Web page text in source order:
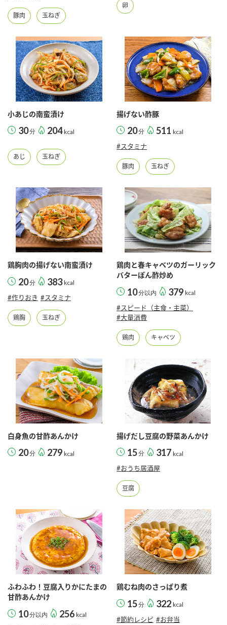
つゆ
スープ 中華
クイック調味料 レモン果汁
おすしの素
納豆 Fibee
くらしプラ酢
お酢ドリンク
味ぽん
ぽん酢
かおりの蔵
つゆ
鍋なび
納豆のサイト
三ツ判山吹
千夜
スペシャルサイト
お酢を知ろう！
すしラボ
ぽん酢サワー
納豆の豆知識
鍋奉行マニュアル
人気商品 ＋ おすすめレシピ
国内事業概要
企業理念
ミツカンの歴史
ミツカンを知る
環境への取り組み
水の文化センター（アーカイブ）
ZENB initiative
MIM（ミツカンミュージアム）
各部門が大切にしていること
おいしさと健康への取り組み
キッザニア東京「ぽん酢工房」
採用情報
ニュースリリース
お客様相談センター
販売終了製品のご案内
よくあるご質問
お問い合わせ
地図から取り扱い店舗を探す
ミツカン公式通販
検索
業務用サイト ミツカングループについて 製造所固有記号一覧
豚肉 玉ねぎ
卵
小あじの南蛮漬け
30分 204 kcal
あじ 玉ねぎ
揚げない酢豚
20分 511 kcal
#スタミナ
豚肉 玉ねぎ
鶏胸肉の揚げない南蛮漬け
20分 383 kcal
#作りおき #スタミナ
鶏胸 玉ねぎ
鶏肉と春キャベツのガーリック
バターぽん酢炒め
10分以内 379 kcal
#スピード（主食・主菜）
#大量消費
鶏肉 キャベツ
白身魚の甘酢あんかけ
20分 279 kcal
揚げだし豆腐の野菜あんかけ
15分 317 kcal
#おうち居酒屋
豆腐
ふわふわ！豆腐入りかにたまの
甘酢あんかけ
10分以内 256 kcal
鶏むね肉のさっぱり煮
15分 322 kcal
#節約レシピ #お弁当